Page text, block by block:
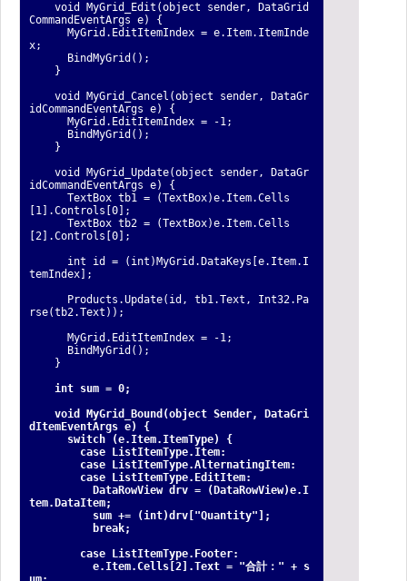
void MyGrid_Edit(object sender, DataGrid
CommandEventArgs e) {
MyGrid.EditItemIndex = e.Item.ItemInde
x;
BindMyGrid();
}
void MyGrid_Cancel(object sender, DataGr
idCommandEventArgs e) {
MyGrid.EditItemIndex = -1;
BindMyGrid();
}
void MyGrid_Update(object sender, DataGr
idCommandEventArgs e) {
TextBox tb1 = (TextBox)e.Item.Cells
[1].Controls[0];
TextBox tb2 = (TextBox)e.Item.Cells
[2].Controls[0];
int id = (int)MyGrid.DataKeys[e.Item.I
temIndex];
Products.Update(id, tb1.Text, Int32.Pa
rse(tb2.Text));
MyGrid.EditItemIndex = -1;
BindMyGrid();
}
int sum = 0;
void MyGrid_Bound(object Sender, DataGri
dItemEventArgs e) {
switch (e.Item.ItemType) {
case ListItemType.Item:
case ListItemType.AlternatingItem:
case ListItemType.EditItem:
DataRowView drv = (DataRowView)e.I
tem.DataItem;
sum += (int)drv["Quantity"];
break;
case ListItemType.Footer:
e.Item.Cells[2].Text = "合計：" + s